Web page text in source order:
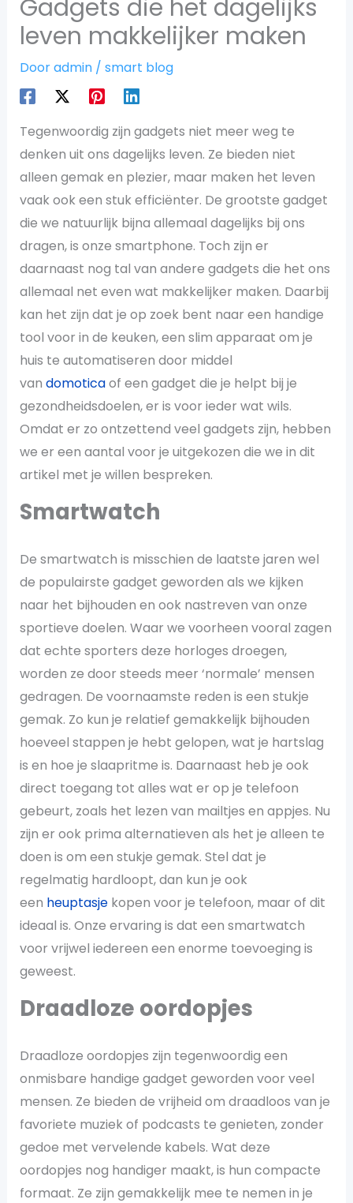
Gadgets die het dagelijks
leven makkelijker maken
Dooradmin / smart blog
Tegenwoordig zijn gadgets niet meer weg te
denken uit ons dagelijks leven. Ze bieden niet
alleen gemak en plezier, maar maken het leven
vaak ook een stuk efficiënter. De grootste gadget
die we natuurlijk bijna allemaal dagelijks bij ons
dragen, is onze smartphone. Toch zijn er
daarnaast nog tal van andere gadgets die het ons
allemaal net even wat makkelijker maken. Daarbij
kan het zijn dat je op zoek bent naar een handige
tool voor in de keuken, een slim apparaat om je
huis te automatiseren door middel
van domoticaof een gadget die je helpt bij je
gezondheidsdoelen, er is voor ieder wat wils.
Omdat er zo ontzettend veel gadgets zijn, hebben
we er een aantal voor je uitgekozen die we in dit
artikel met je willen bespreken.
Smartwatch
De smartwatch is misschien de laatste jaren wel
de populairste gadget geworden als we kijken
naar het bijhouden en ook nastreven van onze
sportieve doelen. Waar we voorheen vooral zagen
dat echte sporters deze horloges droegen,
worden ze door steeds meer ‘normale’ mensen
gedragen. De voornaamste reden is een stukje
gemak. Zo kun je relatief gemakkelijk bijhouden
hoeveel stappen je hebt gelopen, wat je hartslag
is en hoe je slaapritme is. Daarnaast heb je ook
direct toegang tot alles wat er op je telefoon
gebeurt, zoals het lezen van mailtjes en appjes. Nu
zijn er ook prima alternatieven als het je alleen te
doen is om een stukje gemak. Stel dat je
regelmatig hardloopt, dan kun je ook
een heuptasjekopen voor je telefoon, maar of dit
ideaal is. Onze ervaring is dat een smartwatch
voor vrijwel iedereen een enorme toevoeging is
geweest.
Draadloze oordopjes
Draadloze oordopjes zijn tegenwoordig een
onmisbare handige gadget geworden voor veel
mensen. Ze bieden de vrijheid om draadloos van je
favoriete muziek of podcasts te genieten, zonder
gedoe met vervelende kabels. Wat deze
oordopjes nog handiger maakt, is hun compacte
formaat. Ze zijn gemakkelijk mee te nemen in je